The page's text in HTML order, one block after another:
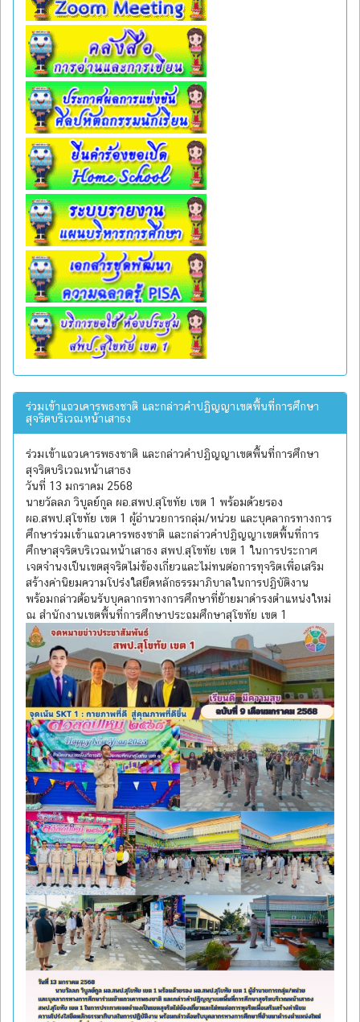
ร่วมเข้าแถวเคารพธงชาติ และกล่าวคำปฏิญญาเขตพื้นที่การศึกษา
สุจริตบริเวณหน้าเสาธง
ร่วมเข้าแถวเคารพธงชาติ และกล่าวคำปฏิญญาเขตพื้นที่การศึกษา
สุจริตบริเวณหน้าเสาธง
วันที่ 13 มกราคม 2568
นายวัลลภ วิบูลย์กูล ผอ.สพป.สุโขทัย เขต 1 พร้อมด้วยรอง
ผอ.สพป.สุโขทัย เขต 1 ผู้อำนวยการกลุ่ม/หน่วย และบุคลากรทางการ
ศึกษาร่วมเข้าแถวเคารพธงชาติ และกล่าวคำปฏิญญาเขตพื้นที่การ
ศึกษาสุจริตบริเวณหน้าเสาธง สพป.สุโขทัย เขต 1 ในการประกาศ
เจตจำนงเป็นเขตสุจริตไม่ข้องเกี่ยวและไม่ทนต่อการทุจริตเพื่อเสริม
สร้างค่านิยมความโปร่งใสยึดหลักธรรมาภิบาลในการปฏิบัติงาน
พร้อมกล่าวต้อนรับบุคลากรทางการศึกษาที่ย้ายมาดำรงตำแหน่งใหม่
ณ สำนักงานเขตพื้นที่การศึกษาประถมศึกษาสุโขทัย เขต 1